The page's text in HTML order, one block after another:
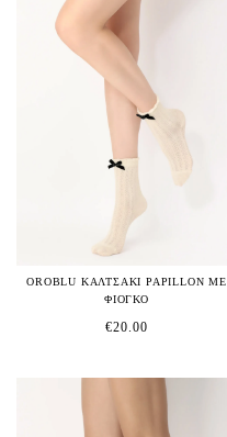
OROBLU ΚΑΛΤΣΑΚΙ PAPILLON ΜΕ
ΦΙΟΓΚΟ
€20.00